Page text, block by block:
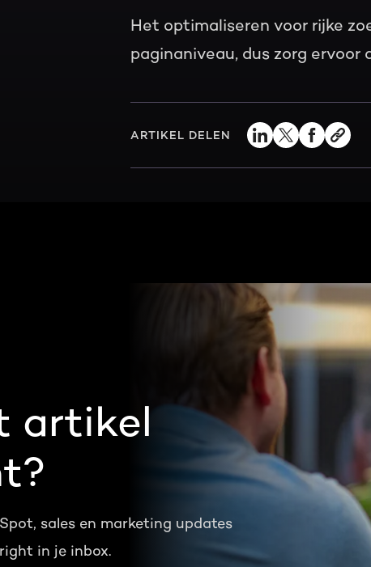
Het optimaliseren voor rijke
paginaniveau, dus zorg
ARTIKEL DELEN
artikel
sales en marketing updates
in je inbox.